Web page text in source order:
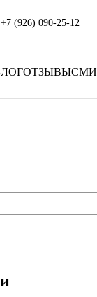
+7 (926) 090-25-12
ОТЗЫВЫСМИ